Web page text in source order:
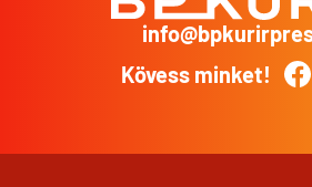
Kövess minket!